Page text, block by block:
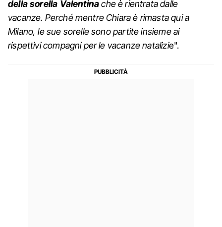
della sorella Valentinache è rientrata dalle
vacanze. Perché mentre Chiara è rimasta qui a
Milano, le sue sorelle sono partite insieme ai
rispettivi compagni per le vacanze natalizie".